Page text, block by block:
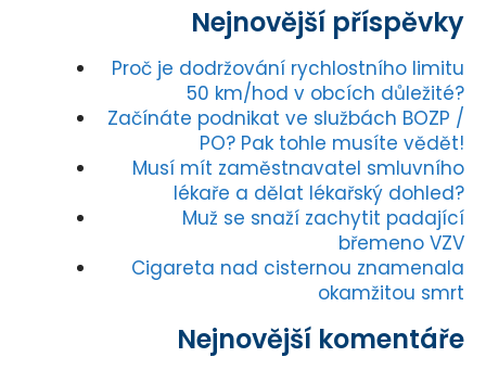
Nejnovější příspěvky
Proč je dodržování rychlostního limitu
50 km/hod v obcích důležité?
Začínáte podnikat ve službách BOZP /
PO? Pak tohle musíte vědět!
Musí mít zaměstnavatel smluvního
lékaře a dělat lékařský dohled?
Muž se snaží zachytit padající
břemeno VZV
Cigareta nad cisternou znamenala
okamžitou smrt
Nejnovější komentáře